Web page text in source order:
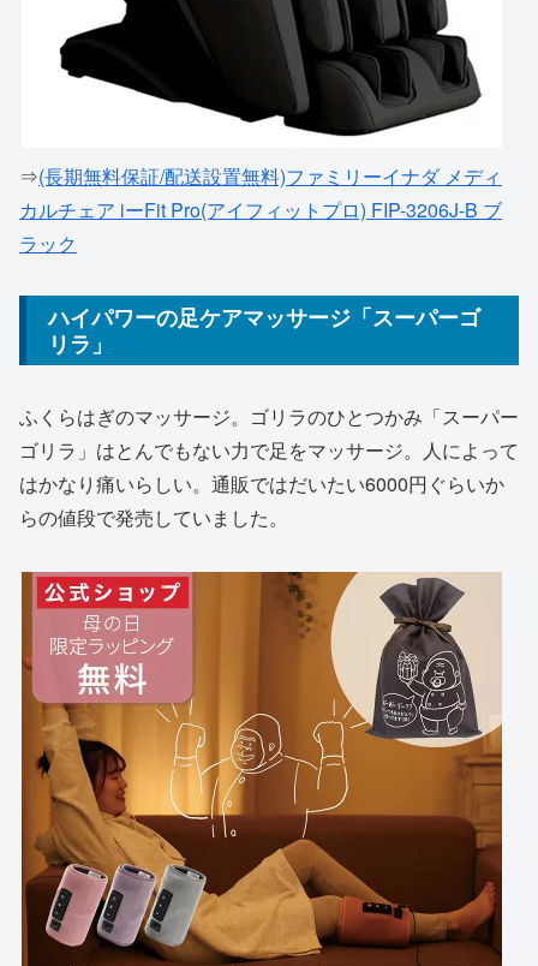
⇒(長期無料保証/配送設置無料)ファミリーイナダ メディ
カルチェア iーFit Pro(アイフィットプロ) FIP-3206J-B ブ
ラック
ハイパワーの足ケアマッサージ「スーパーゴ
リラ」
ふくらはぎのマッサージ。ゴリラのひとつかみ「スーパー
ゴリラ」はとんでもない力で足をマッサージ。人によって
はかなり痛いらしい。通販ではだいたい6000円ぐらいか
らの値段で発売していました。